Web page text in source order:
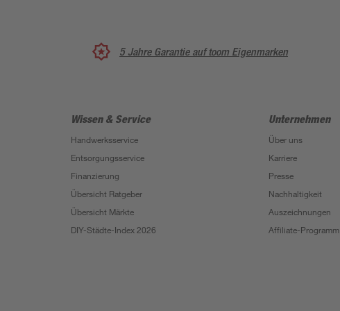
5 Jahre Garantie auf toom Eigenmarken
Wissen & Service
Handwerksservice
Entsorgungsservice
Finanzierung
Übersicht Ratgeber
Übersicht Märkte
DIY-Städte-Index 2026
Unternehmen
Über uns
Karriere
Presse
Nachhaltigkeit
Auszeichnungen
Affiliate-Programm